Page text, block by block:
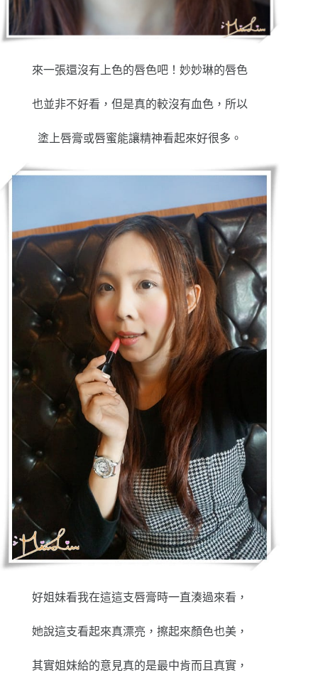
來一張還沒有上色的唇色吧！妙妙琳的唇色
也並非不好看，但是真的較沒有血色，所以
塗上唇膏或唇蜜能讓精神看起來好很多。
好姐妹看我在這這支唇膏時一直湊過來看，
她說這支看起來真漂亮，擦起來顏色也美，
其實姐妹給的意見真的是最中肯而且真實，